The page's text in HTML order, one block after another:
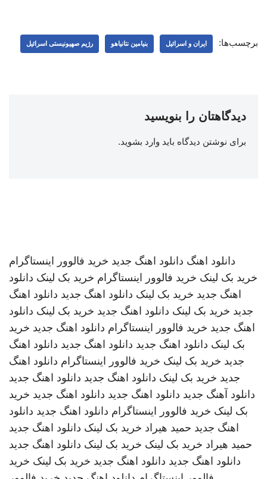
برچسب‌ها: ایران و اسرائیل بنیامین نتانیاهو رژیم صهیونیستی اسرائیل
دیدگاهتان را بنویسید
برای نوشتن دیدگاه باید وارد بشوید.
دانلود اهنگ دانلود اهنگ جدید خرید فالوور اینستاگرام
خرید بک لینک خرید فالوور اینستاگرام خرید بک لینک دانلود
اهنگ جدید خرید بک لینک دانلود اهنگ جدید دانلود اهنگ
جدید خرید بک لینک دانلود اهنگ جدید خرید بک لینک دانلود
اهنگ جدید خرید فالوور اینستاگرام دانلود اهنگ جدید خرید
بک لینک دانلود اهنگ جدید دانلود اهنگ جدید دانلود اهنگ
جدید خرید بک لینک خرید فالوور اینستاگرام دانلود اهنگ
جدید خرید بک لینک دانلود اهنگ جدید دانلود اهنگ جدید
دانلود آهنگ جدید دانلود اهنگ جدید دانلود اهنگ جدید خرید
بک لینک خرید فالوور اینستاگرام دانلود اهنگ جدید دانلود
اهنگ جدید حمید هیراد خرید بک لینک دانلود اهنگ جدید
حمید هیراد خرید بک لینک خرید بک لینک دانلود اهنگ جدید
دانلود اهنگ جدید دانلود اهنگ جدید خرید بک لینک خرید